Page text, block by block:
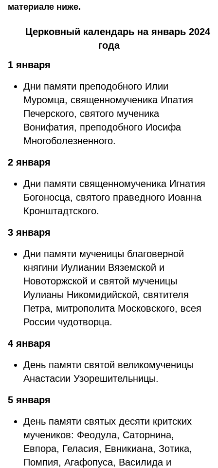
материале ниже.
Церковный календарь на январь 2024
года
1 января
Дни памяти преподобного Илии
Муромца, священномученика Ипатия
Печерского, святого мученика
Вонифатия, преподобного Иосифа
Многоболезненного.
2 января
Дни памяти священномученика Игнатия
Богоносца, святого праведного Иоанна
Кронштадтского.
3 января
Дни памяти мученицы благоверной
княгини Иулиании Вяземской и
Новоторжской и святой мученицы
Иулианы Никомидийской, святителя
Петра, митрополита Московского, всея
России чудотворца.
4 января
День памяти святой великомученицы
Анастасии Узорешительницы.
5 января
День памяти святых десяти критских
мучеников: Феодула, Саторнина,
Евпора, Геласия, Евникиана, Зотика,
Помпия, Агафопуса, Василида и